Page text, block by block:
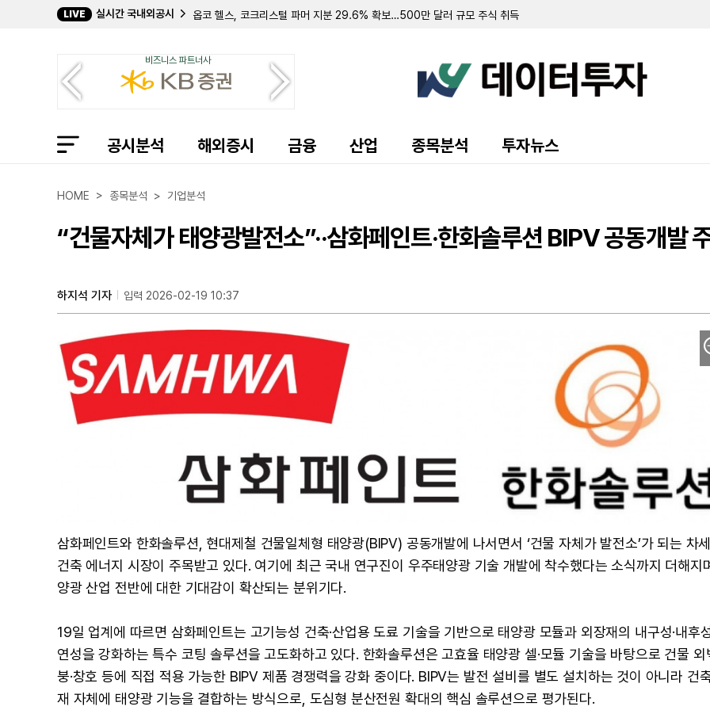
LIVE 실시간 국내외공시
옵코 헬스, 코크리스털 파머 지분 29.6% 확보…500만 달러 규모 주식 취득
캐로네이드 캐피탈, 칸나에 홀딩스 지분 7.8% 확보
크리에이티브 메디컬 테크놀로지, 2분기 순손실 151만 달러…워런트 행사로 446만 달러 조달
바이오스템 테크놀로지스, 357만 주 규모 주주 등록 및 매각 추진
길데 헬스케어, 숄더 이노베이션스 지분 10.7%로 축소…최근 6일간 16만여 주 장내 매도
에이트코 홀딩스, 2분기 순이익 1770만 달러 기록…가상자산 평가이익에 흑자 전환
볼리션RX, 린드 글로벌에 보통주 77만 9371주 발행
퍼스트 노던 커뮤니티 뱅코프, 부실 대출 채권 457만 달러로 감소…대출 조건 조정액은 412만 달러
샤프링크, 2분기 순손실 3억 9427만 달러 기록…가상자산 평가손실 영향
머드릭 캐피탈, 버티컬 에어로스페이스 주식 및 전환사채 매각
비즈니스 파트너사
공시분석 해외증시 금융 산업 종목분석 투자뉴스
HOME > 종목분석 > 기업분석
“건물자체가 태양광발전소”··삼화페인트·한화솔루션 BIPV 공동개발
하지석 기자 입력 2026-02-19 10:37
삼화페인트와 한화솔루션, 현대제철 건물일체형 태양광(BIPV) 공동개발에 나서면서 ‘건물 자체가 발전소’가 되는 차
건축 에너지 시장이 주목받고 있다. 여기에 최근 국내 연구진이 우주태양광 기술 개발에 착수했다는 소식까지 더해지
양광 산업 전반에 대한 기대감이 확산되는 분위기다.
19일 업계에 따르면 삼화페인트는 고기능성 건축·산업용 도료 기술을 기반으로 태양광 모듈과 외장재의 내구성·내후
연성을 강화하는 특수 코팅 솔루션을 고도화하고 있다. 한화솔루션은 고효율 태양광 셀·모듈 기술을 바탕으로 건물 외
붕·창호 등에 직접 적용 가능한 BIPV 제품 경쟁력을 강화 중이다. BIPV는 발전 설비를 별도 설치하는 것이 아니라 건
재 자체에 태양광 기능을 결합하는 방식으로, 도심형 분산전원 확대의 핵심 솔루션으로 평가된다.